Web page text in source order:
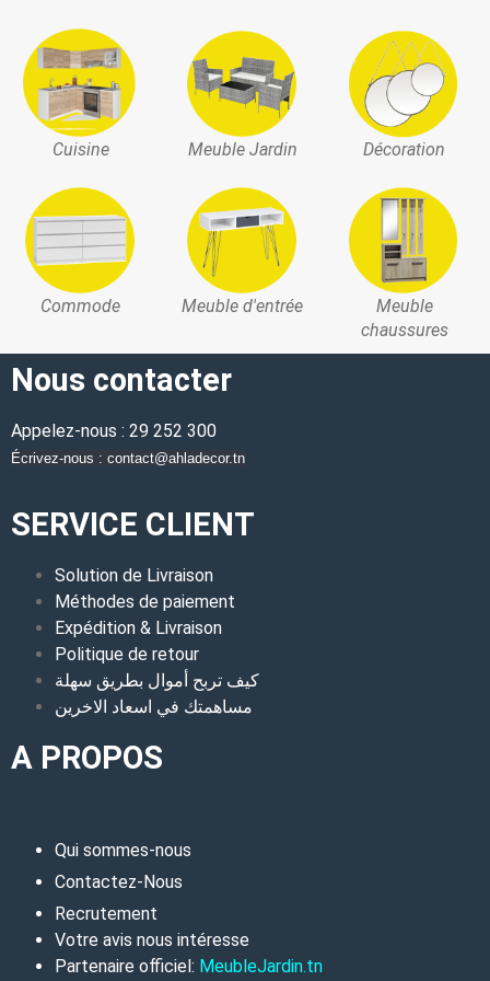
Cuisine Meuble Jardin Décoration
Commode Meuble d'entrée
Meuble
chaussures
Nous contacter
Appelez-nous : 29 252 300
Écrivez-nous : contact@ahladecor.tn
SERVICE CLIENT
Solution de Livraison
Méthodes de paiement
Expédition & Livraison
Politique de retour
كيف تربح أموال بطريق سهلة
مساهمتك في اسعاد الاخرين
A PROPOS
Qui sommes-nous
Contactez-Nous
Recrutement
Votre avis nous intéresse
Partenaire officiel: MeubleJardin.tn